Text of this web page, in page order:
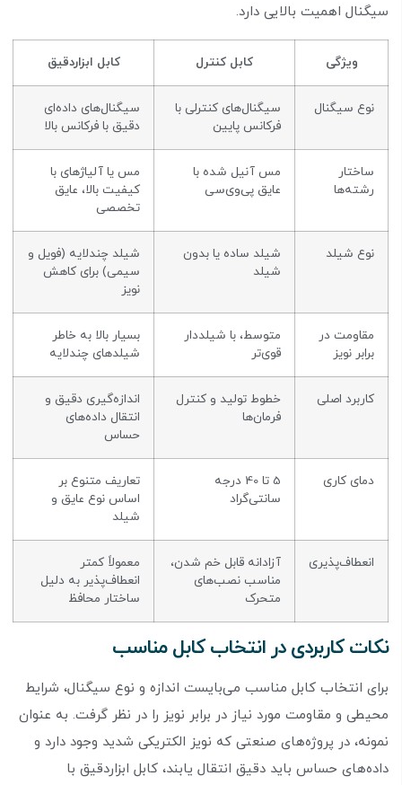
سیگنال اهمیت بالایی دارد.
ویژگی کابل کنترل کابل ابزاردقیق
نوع سیگنال
سیگنال‌های کنترلی با
فرکانس پایین
سیگنال‌های داده‌ای
دقیق با فرکانس بالا
ساختار
رشته‌ها
مس آنیل شده با
عایق پی‌وی‌سی
مس یا آلیاژهای با
کیفیت بالا، عایق
تخصصی
نوع شیلد
شیلد ساده یا بدون
شیلد
شیلد چندلایه (فویل و
سیمی) برای کاهش
نویز
مقاومت در
برابر نویز
متوسط، با شیلددار
قوی‌تر
بسیار بالا به خاطر
شیلدهای چندلایه
کاربرد اصلی
خطوط تولید و کنترل
فرمان‌ها
اندازه‌گیری دقیق و
انتقال داده‌های
حساس
دمای کاری
5 تا 40 درجه
سانتی‌گراد
تعاریف متنوع بر
اساس نوع عایق و
شیلد
انعطاف‌پذیری
آزادانه قابل خم شدن،
مناسب نصب‌های
متحرک
معمولاً کمتر
انعطاف‌پذیر به دلیل
ساختار محافظ
نکات کاربردی در انتخاب کابل مناسب
برای انتخاب کابل مناسب می‌بایست اندازه و نوع سیگنال، شرایط
محیطی و مقاومت مورد نیاز در برابر نویز را در نظر گرفت. به عنوان
نمونه، در پروژه‌های صنعتی که نویز الکتریکی شدید وجود دارد و
داده‌های حساس باید دقیق انتقال یابند، کابل ابزاردقیق با